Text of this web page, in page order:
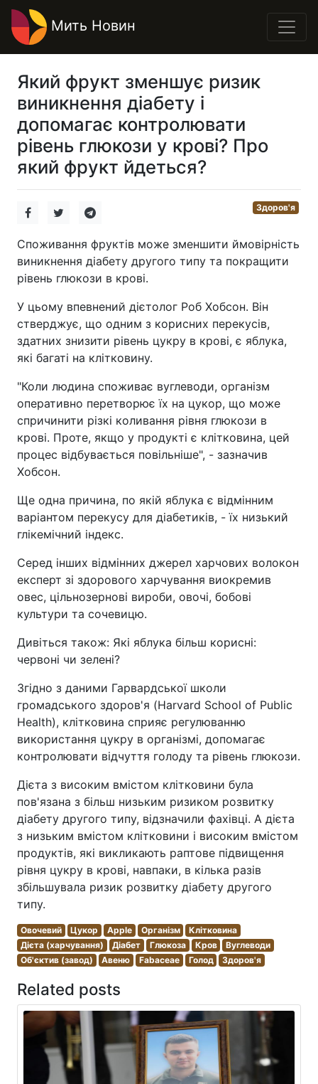
Мить Новин
Який фрукт зменшує ризик
виникнення діабету і
допомагає контролювати
рівень глюкози у крові? Про
який фрукт йдеться?
Здоров'я
Споживання фруктів може зменшити ймовірність
виникнення діабету другого типу та покращити
рівень глюкози в крові.
У цьому впевнений дієтолог Роб Хобсон. Він
стверджує, що одним з корисних перекусів,
здатних знизити рівень цукру в крові, є яблука,
які багаті на клітковину.
"Коли людина споживає вуглеводи, організм
оперативно перетворює їх на цукор, що може
спричинити різкі коливання рівня глюкози в
крові. Проте, якщо у продукті є клітковина, цей
процес відбувається повільніше", - зазначив
Хобсон.
Ще одна причина, по якій яблука є відмінним
варіантом перекусу для діабетиків, - їх низький
глікемічний індекс.
Серед інших відмінних джерел харчових волокон
експерт зі здорового харчування виокремив
овес, цільнозернові вироби, овочі, бобові
культури та сочевицю.
Дивіться також: Які яблука більш корисні:
червоні чи зелені?
Згідно з даними Гарвардської школи
громадського здоров'я (Harvard School of Public
Health), клітковина сприяє регулюванню
використання цукру в організмі, допомагає
контролювати відчуття голоду та рівень глюкози.
Дієта з високим вмістом клітковини була
пов'язана з більш низьким ризиком розвитку
діабету другого типу, відзначили фахівці. А дієта
з низьким вмістом клітковини і високим вмістом
продуктів, які викликають раптове підвищення
рівня цукру в крові, навпаки, в кілька разів
збільшувала ризик розвитку діабету другого
типу.
Овочевий Цукор Apple Організм
Клітковина
Дієта (харчування)
Діабет Глюкоза Кров
Вуглеводи
Об'єктив (завод)
Авеню Fabaceae Голод Здоров'я
Related posts